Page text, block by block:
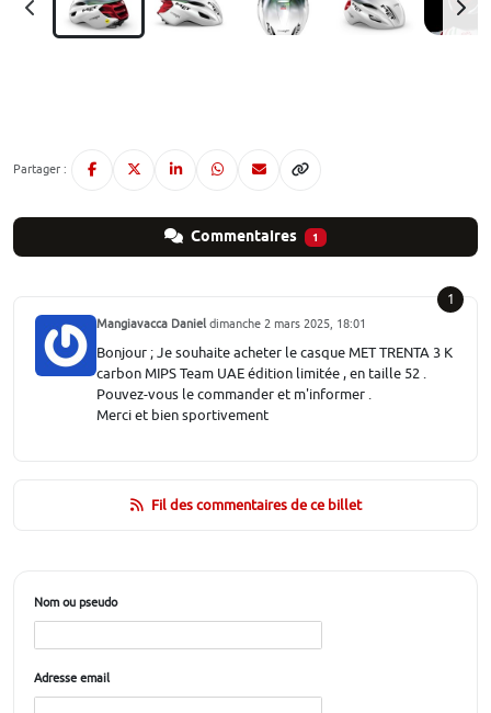
Partager :
Commentaires 1
1
Mangiavacca Daniel dimanche 2 mars 2025, 18:01
Bonjour ; Je souhaite acheter le casque MET TRENTA 3 K
carbon MIPS Team UAE édition limitée , en taille 52 .
Pouvez-vous le commander et m'informer .
Merci et bien sportivement
Fil des commentaires de ce billet
Nom ou pseudo
Adresse email